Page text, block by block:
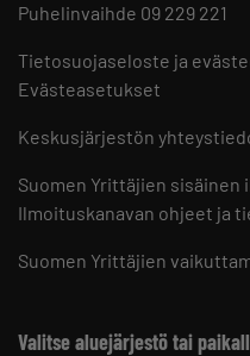
Puhelinvaihde 09 229 221
Tietosuojaseloste ja
Evästeasetukset
Keskusjärjestön
Suomen Yrittäjien sisäinen
Ilmoituskanavan ohjeet ja
Suomen Yrittäjien
Valitse aluejärjestö tai